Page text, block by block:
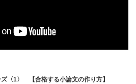
〈1〉 【合格する小論文の作り方】